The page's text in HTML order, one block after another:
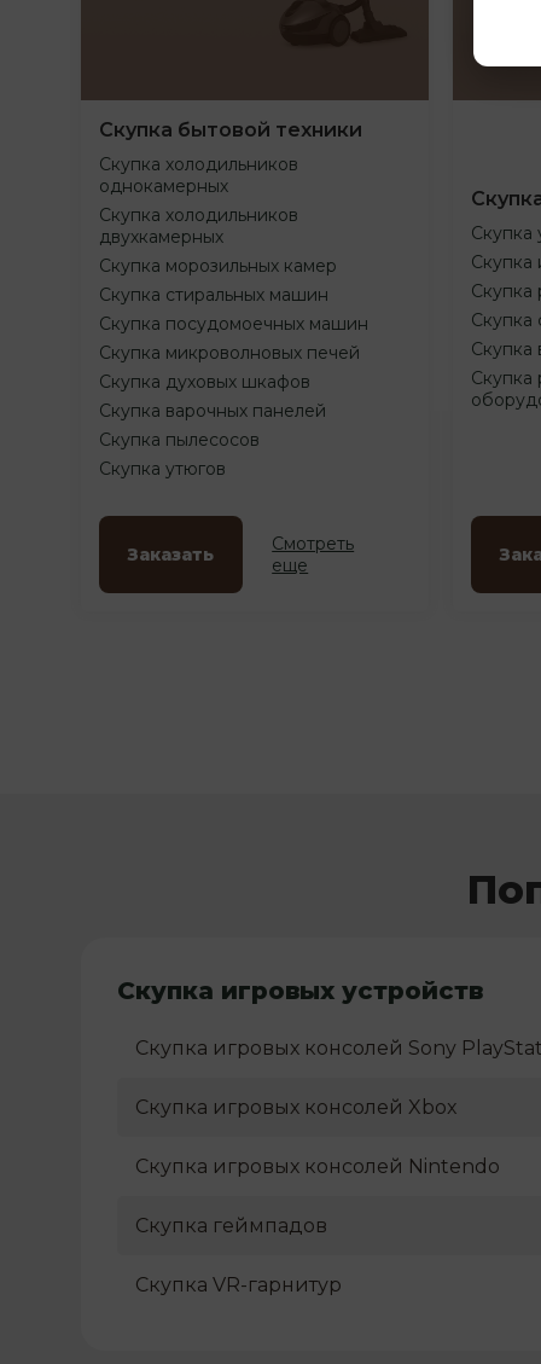
Скупка бытовой техники
Скупка холодильников
однокамерных
Скупка холодильников
двухкамерных
Скупка морозильных камер
Скупка стиральных машин
Скупка посудомоечных машин
Скупка микроволновых печей
Скупка духовых шкафов
Скупка варочных панелей
Скупка пылесосов
Скупка утюгов
Заказать
Смотреть
еще
Скупка
Скупка
Скупка
Скупка
Скупка
Скупка
Скупка игровых устройств
Скупка игровых консолей Sony
Скупка игровых консолей Xbox
Скупка игровых консолей Nintendo
Скупка геймпадов
Скупка VR-гарнитур